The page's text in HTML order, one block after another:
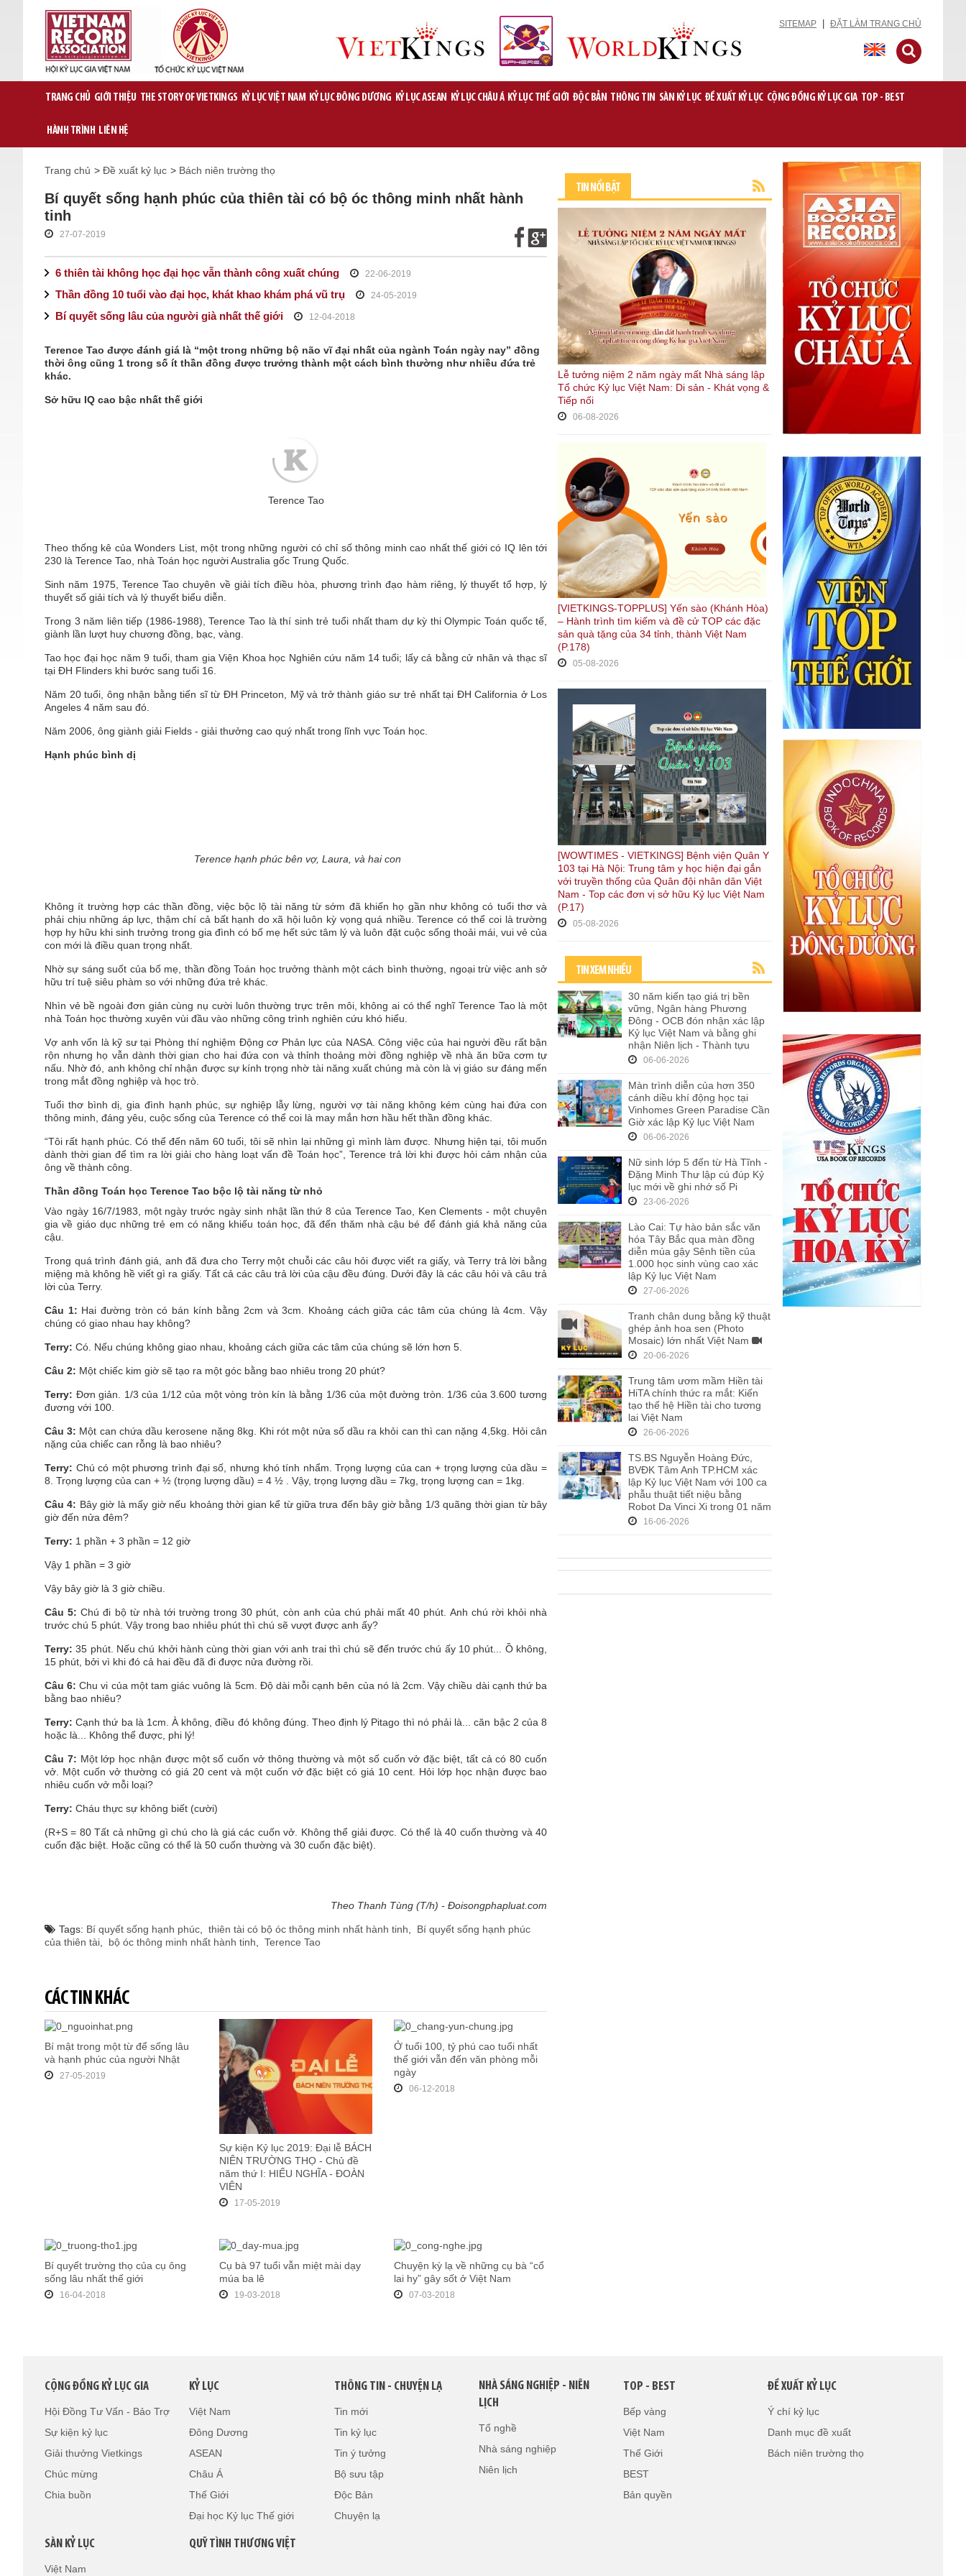
SITEMAP ĐẶT LÀM TRANG CHỦ
TRANG CHỦ GIỚI THIỆU THE STORY OF VIETKINGS KỶ LỤC VIỆT NAM KỶ LỤC ĐÔNG DƯƠNG KỶ LỤC ASEAN KỶ LỤC CHÂU Á KỶ LỤC THẾ GIỚI ĐỘC BẢN THÔNG TIN SÀN KỶ LỤC ĐỀ XUẤT KỶ LỤC CỘNG ĐỒNG KỶ LỤC GIA TOP - BEST
HÀNH TRÌNH LIÊN HỆ
Trang chủ > Đề xuất kỷ lục > Bách niên trường thọ
Bí quyết sống hạnh phúc của thiên tài có bộ óc thông minh nhất hành
tinh
27-07-2019
6 thiên tài không học đại học vẫn thành công xuất chúng 22-06-2019
Thần đồng 10 tuổi vào đại học, khát khao khám phá vũ trụ 24-05-2019
Bí quyết sống lâu của người già nhất thế giới 12-04-2018
Terence Tao được đánh giá là “một trong những bộ não vĩ đại nhất của ngành Toán ngày nay” đồng
thời ông cũng 1 trong số ít thần đồng được trưởng thành một cách bình thường như nhiều đứa trẻ
khác.
Sở hữu IQ cao bậc nhất thế giới
Terence Tao
Theo thống kê của Wonders List, một trong những người có chỉ số thông minh cao nhất thế giới có IQ lên tới
230 là Terence Tao, nhà Toán học người Australia gốc Trung Quốc.
Sinh năm 1975, Terence Tao chuyên về giải tích điều hòa, phương trình đạo hàm riêng, lý thuyết tổ hợp, lý
thuyết số giải tích và lý thuyết biểu diễn.
Trong 3 năm liên tiếp (1986-1988), Terence Tao là thí sinh trẻ tuổi nhất tham dự kỳ thi Olympic Toán quốc tế,
giành lần lượt huy chương đồng, bạc, vàng.
Tao học đại học năm 9 tuổi, tham gia Viện Khoa học Nghiên cứu năm 14 tuổi; lấy cả bằng cử nhân và thạc sĩ
tại ĐH Flinders khi bước sang tuổi 16.
Năm 20 tuổi, ông nhận bằng tiến sĩ từ ĐH Princeton, Mỹ và trở thành giáo sư trẻ nhất tại ĐH California ở Los
Angeles 4 năm sau đó.
Năm 2006, ông giành giải Fields - giải thưởng cao quý nhất trong lĩnh vực Toán học.
Hạnh phúc bình dị
Terence hạnh phúc bên vợ, Laura, và hai con
Không ít trường hợp các thần đồng, việc bộc lộ tài năng từ sớm đã khiến họ gần như không có tuổi thơ và
phải chịu những áp lực, thậm chí cả bất hạnh do xã hội luôn kỳ vọng quá nhiều. Terence có thể coi là trường
hợp hy hữu khi sinh trưởng trong gia đình có bố mẹ hết sức tâm lý và luôn đặt cuộc sống thoải mái, vui vẻ của
con mới là điều quan trọng nhất.
Nhờ sự sáng suốt của bố mẹ, thần đồng Toán học trưởng thành một cách bình thường, ngoại trừ việc anh sở
hữu trí tuệ siêu phàm so với những đứa trẻ khác.
Nhìn vẻ bề ngoài đơn giản cùng nụ cười luôn thường trực trên môi, không ai có thể nghĩ Terence Tao là một
nhà Toán học thường xuyên vùi đầu vào những công trình nghiên cứu khó hiểu.
Vợ anh vốn là kỹ sư tại Phòng thí nghiệm Động cơ Phản lực của NASA. Công việc của hai người đều rất bận
rộn nhưng họ vẫn dành thời gian cho hai đứa con và thỉnh thoảng mời đồng nghiệp về nhà ăn bữa cơm tự
nấu. Nhờ đó, anh không chỉ nhận được sự kính trọng nhờ tài năng xuất chúng mà còn là vị giáo sư đáng mến
trong mắt đồng nghiệp và học trò.
Tuổi thơ bình dị, gia đình hạnh phúc, sự nghiệp lẫy lừng, người vợ tài năng không kém cùng hai đứa con
thông minh, đáng yêu, cuộc sống của Terence có thể coi là may mắn hơn hầu hết thần đồng khác.
“Tôi rất hạnh phúc. Có thể đến năm 60 tuổi, tôi sẽ nhìn lại những gì mình làm được. Nhưng hiện tại, tôi muốn
dành thời gian để tìm ra lời giải cho hàng loạt vấn đề Toán học”, Terence trả lời khi được hỏi cảm nhận của
ông về thành công.
Thần đồng Toán học Terence Tao bộc lộ tài năng từ nhỏ
Vào ngày 16/7/1983, một ngày trước ngày sinh nhật lần thứ 8 của Terence Tao, Ken Clements - một chuyên
gia về giáo dục những trẻ em có năng khiếu toán học, đã đến thăm nhà cậu bé để đánh giá khả năng của
cậu.
Trong quá trình đánh giá, anh đã đưa cho Terry một chuỗi các câu hỏi được viết ra giấy, và Terry trả lời bằng
miệng mà không hề viết gì ra giấy. Tất cả các câu trả lời của cậu đều đúng. Dưới đây là các câu hỏi và câu trả
lời của Terry.
Câu 1: Hai đường tròn có bán kính bằng 2cm và 3cm. Khoảng cách giữa các tâm của chúng là 4cm. Vậy
chúng có giao nhau hay không?
Terry: Có. Nếu chúng không giao nhau, khoảng cách giữa các tâm của chúng sẽ lớn hơn 5.
Câu 2: Một chiếc kim giờ sẽ tạo ra một góc bằng bao nhiêu trong 20 phút?
Terry: Đơn giản. 1/3 của 1/12 của một vòng tròn kín là bằng 1/36 của một đường tròn. 1/36 của 3.600 tương
đương với 100.
Câu 3: Một can chứa dầu kerosene nặng 8kg. Khi rót một nửa số dầu ra khỏi can thì can nặng 4,5kg. Hỏi cân
nặng của chiếc can rỗng là bao nhiêu?
Terry: Chú có một phương trình đại số, nhưng khó tính nhẩm. Trọng lượng của can + trọng lượng của dầu =
8. Trọng lượng của can + ½ (trọng lượng dầu) = 4 ½ . Vậy, trọng lượng dầu = 7kg, trọng lượng can = 1kg.
Câu 4: Bây giờ là mấy giờ nếu khoảng thời gian kể từ giữa trưa đến bây giờ bằng 1/3 quãng thời gian từ bây
giờ đến nửa đêm?
Terry: 1 phần + 3 phần = 12 giờ
Vậy 1 phần = 3 giờ
Vậy bây giờ là 3 giờ chiều.
Câu 5: Chú đi bộ từ nhà tới trường trong 30 phút, còn anh của chú phải mất 40 phút. Anh chú rời khỏi nhà
trước chú 5 phút. Vậy trong bao nhiêu phút thì chú sẽ vượt được anh ấy?
Terry: 35 phút. Nếu chú khởi hành cùng thời gian với anh trai thì chú sẽ đến trước chú ấy 10 phút... Ồ không,
15 phút, bởi vì khi đó cả hai đều đã đi được nửa đường rồi.
Câu 6: Chu vi của một tam giác vuông là 5cm. Độ dài mỗi cạnh bên của nó là 2cm. Vậy chiều dài cạnh thứ ba
bằng bao nhiêu?
Terry: Cạnh thứ ba là 1cm. À không, điều đó không đúng. Theo định lý Pitago thì nó phải là... căn bậc 2 của 8
hoặc là... Không thể được, phi lý!
Câu 7: Một lớp học nhận được một số cuốn vở thông thường và một số cuốn vở đặc biệt, tất cả có 80 cuốn
vở. Một cuốn vở thường có giá 20 cent và một cuốn vở đặc biệt có giá 10 cent. Hỏi lớp học nhận được bao
nhiêu cuốn vở mỗi loại?
Terry: Cháu thực sự không biết (cười)
(R+S = 80 Tất cả những gì chú cho là giá các cuốn vở. Không thể giải được. Có thể là 40 cuốn thường và 40
cuốn đặc biệt. Hoặc cũng có thể là 50 cuốn thường và 30 cuốn đặc biệt).
Theo Thanh Tùng (T/h) - Đoisongphapluat.com
Tags: Bí quyết sống hạnh phúc thiên tài có bộ óc thông minh nhất hành tinh
Bí quyết sống hạnh phúc
của thiên tài
bộ óc thông minh nhất hành tinh Terence Tao
CÁC TIN KHÁC
Bí mật trong một từ để sống lâu
và hạnh phúc của người Nhật
27-05-2019
Sự kiện Kỷ lục 2019: Đại lễ BÁCH
NIÊN TRƯỜNG THỌ - Chủ đề
năm thứ I: HIẾU NGHĨA - ĐOÀN
VIÊN
17-05-2019
Ở tuổi 100, tỷ phú cao tuổi nhất
thế giới vẫn đến văn phòng mỗi
ngày
06-12-2018
Bí quyết trường thọ của cụ ông
sống lâu nhất thế giới
16-04-2018
Cụ bà 97 tuổi vẫn miệt mài dạy
múa ba lê
19-03-2018
Chuyện kỳ lạ về những cụ bà “cổ
lai hy” gây sốt ở Việt Nam
07-03-2018
TIN NỔI BẬT
Lễ tưởng niệm 2 năm ngày mất Nhà sáng lập
Tổ chức Kỷ lục Việt Nam: Di sản - Khát vọng &
Tiếp nối
06-08-2026
[VIETKINGS-TOPPLUS] Yến sào (Khánh Hòa)
– Hành trình tìm kiếm và đề cử TOP các đặc
sản quà tặng của 34 tỉnh, thành Việt Nam
(P.178)
05-08-2026
[WOWTIMES - VIETKINGS] Bệnh viện Quân Y
103 tại Hà Nội: Trung tâm y học hiện đại gắn
với truyền thống của Quân đội nhân dân Việt
Nam - Top các đơn vị sở hữu Kỷ lục Việt Nam
(P.17)
05-08-2026
TIN XEM NHIỀU
30 năm kiến tạo giá trị bền
vững, Ngân hàng Phương
Đông - OCB đón nhận xác lập
Kỷ lục Việt Nam và bằng ghi
nhận Niên lịch - Thành tựu
06-06-2026
Màn trình diễn của hơn 350
cánh diều khí động học tại
Vinhomes Green Paradise Cần
Giờ xác lập Kỷ lục Việt Nam
06-06-2026
Nữ sinh lớp 5 đến từ Hà Tĩnh -
Đặng Minh Thư lập cú đúp Kỷ
lục mới về ghi nhớ số Pi
23-06-2026
Lào Cai: Tự hào bản sắc văn
hóa Tây Bắc qua màn đồng
diễn múa gậy Sênh tiền của
1.000 học sinh vùng cao xác
lập Kỷ lục Việt Nam
27-06-2026
Tranh chân dung bằng kỹ thuật
ghép ảnh hoa sen (Photo
Mosaic) lớn nhất Việt Nam
20-06-2026
Trung tâm ươm mầm Hiền tài
HiTA chính thức ra mắt: Kiến
tạo thế hệ Hiền tài cho tương
lai Việt Nam
26-06-2026
TS.BS Nguyễn Hoàng Đức,
BVĐK Tâm Anh TP.HCM xác
lập Kỷ lục Việt Nam với 100 ca
phẫu thuật tiết niệu bằng
Robot Da Vinci Xi trong 01 năm
16-06-2026
CỘNG ĐỒNG KỶ LỤC GIA
Hội Đồng Tư Vấn - Bảo Trợ
Sự kiện kỷ lục
Giải thưởng Vietkings
Chúc mừng
Chia buồn
KỶ LỤC
Việt Nam
Đông Dương
ASEAN
Châu Á
Thế Giới
Đại học Kỷ lục Thế giới
THÔNG TIN - CHUYỆN LẠ
Tin mới
Tin kỷ lục
Tin ý tưởng
Bộ sưu tập
Độc Bản
Chuyện lạ
NHÀ SÁNG NGHIỆP - NIÊN
LỊCH
Tổ nghề
Nhà sáng nghiệp
Niên lịch
TOP - BEST
Bếp vàng
Việt Nam
Thế Giới
BEST
Bản quyền
ĐỀ XUẤT KỶ LỤC
Ý chí kỷ lục
Danh mục đề xuất
Bách niên trường thọ
SÀN KỶ LỤC
Việt Nam
QUỸ TÌNH THƯƠNG VIỆT